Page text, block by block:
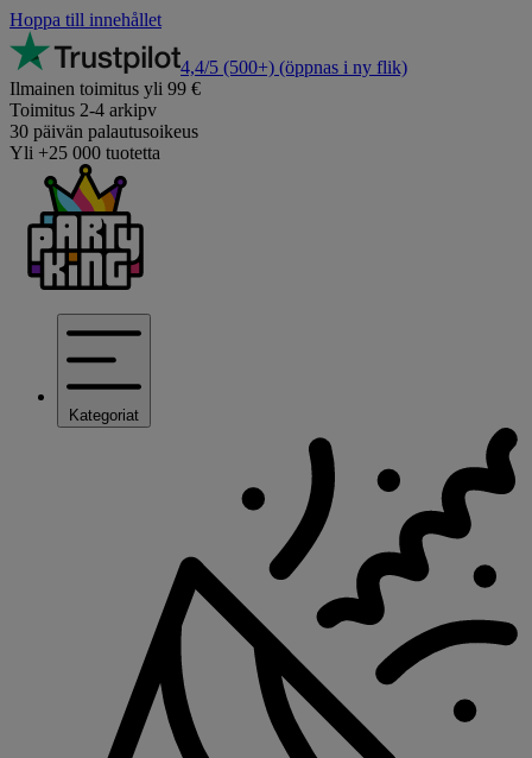
Hoppa till innehållet
4,4/5 (500+) (öppnas i ny flik)
Ilmainen toimitus yli 99 €
Toimitus 2-4 arkipv
30 päivän palautusoikeus
Yli +25 000 tuotetta
Kategoriat